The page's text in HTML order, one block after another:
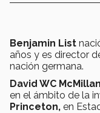
Benjamin List
años y es director
nación germana.
David WC McMillan
en el ámbito de la
Princeton, en